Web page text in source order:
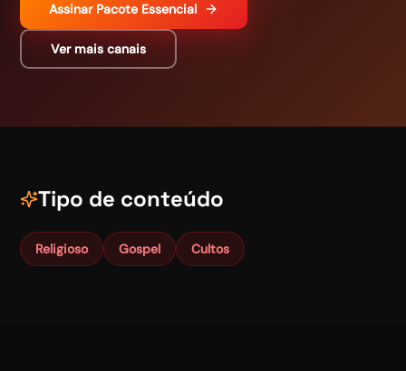
Assinar Pacote Essencial
Ver mais canais
Tipo de conteúdo
Religioso Gospel Cultos